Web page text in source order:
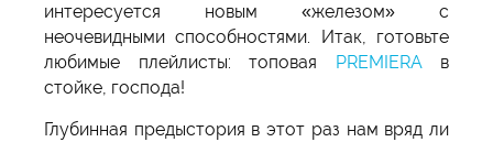
интересуется новым «железом» с
неочевидными способностями. Итак, готовьте
любимые плейлисты: топовая
PREMIERAв
стойке, господа!
Глубинная предыстория в этот раз нам вряд ли